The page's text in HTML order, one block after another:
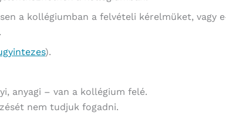
a kollégiumban a felvételi kérelmüket, vagy
).
anyagi – van a kollégium felé.
nem tudjuk fogadni.